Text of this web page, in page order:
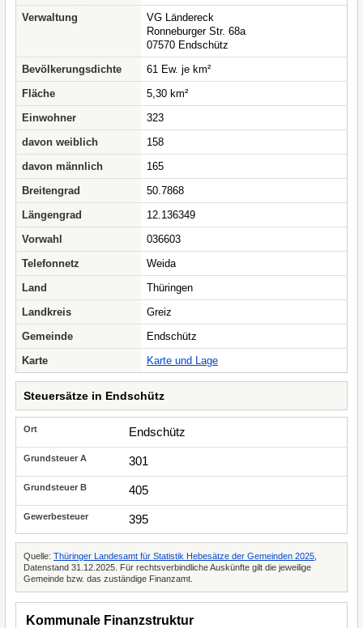
Verwaltung
VG Ländereck
Ronneburger Str. 68a
07570 Endschütz
Bevölkerungsdichte
61 Ew. je km²
Fläche
5,30 km²
Einwohner
323
davon weiblich
158
davon männlich
165
Breitengrad
50.7868
Längengrad
12.136349
Vorwahl
036603
Telefonnetz
Weida
Land
Thüringen
Landkreis
Greiz
Gemeinde
Endschütz
Karte
Karte und Lage
Steuersätze in Endschütz
Endschütz
301
405
395
Quelle: Thüringer Landesamt für Statistik Hebesätze der Gemeinden 2025
Datenstand 31.12.2025. Für rechtsverbindliche Auskünfte gilt die jeweilige
Gemeinde bzw. das zuständige Finanzamt.
Kommunale Finanzstruktur